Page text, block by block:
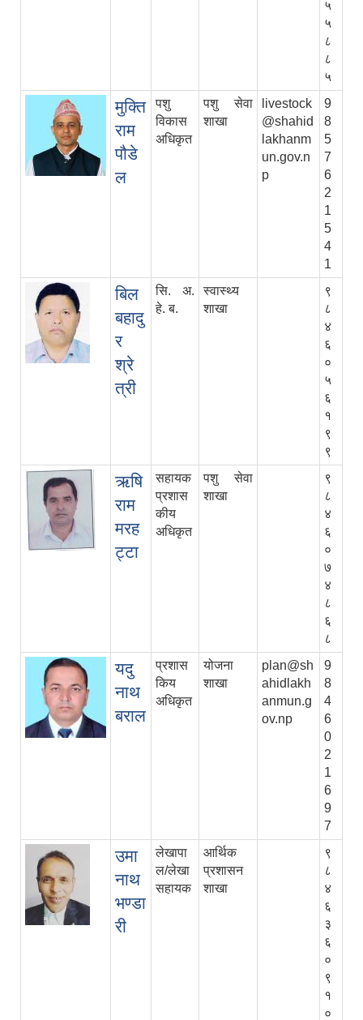
५
५
८
८
५
मुक्ति
राम
पौडे
ल
पशु
विकास
अधिकृत
पशु सेवा
शाखा
livestock
@shahid
lakhanm
un.gov.n
p
9
8
5
7
6
2
1
5
4
1
बिल
बहादु
र
श्रे
त्री
सि. अ.
हे. ब.
स्वास्थ्य
शाखा
९
८
४
६
०
५
६
१
९
९
ऋषि
राम
मरह
ट्टा
सहायक
प्रशास
कीय
अधिकृत
पशु सेवा
शाखा
९
८
४
६
०
७
४
८
६
८
यदु
नाथ
बराल
प्रशास
किय
अधिकृत
योजना
शाखा
plan@sh
ahidlakh
anmun.g
ov.np
9
8
4
6
0
2
1
6
9
7
उमा
नाथ
भण्डा
री
लेखापा
ल/लेखा
सहायक
आर्थिक
प्रशासन
शाखा
९
८
४
६
३
६
०
९
१
०